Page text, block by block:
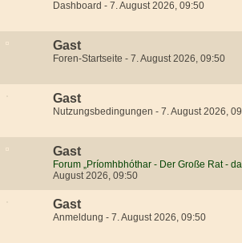
Dashboard - 7. August 2026, 09:50
Gast
Foren-Startseite - 7. August 2026, 09:50
Gast
Nutzungsbedingungen - 7. August 2026,
Gast
Forum „Príomhbhóthar - Der Große Rat -
August 2026, 09:50
Gast
Anmeldung - 7. August 2026, 09:50